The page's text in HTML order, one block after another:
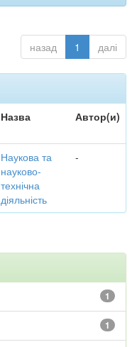
назад 1 далі
Назва Автор(и)
Наукова та
науково-
технічна
діяльність
-
1
1